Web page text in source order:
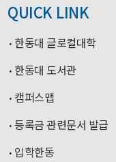
QUICK LINK
한동대 글로컬대학
한동대 도서관
캠퍼스맵
등록금 관련문서 발급
입학한동